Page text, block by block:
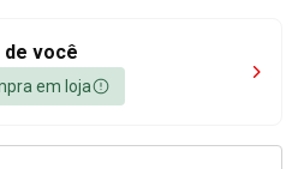
você
em loja